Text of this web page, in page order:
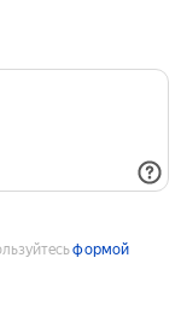
формой